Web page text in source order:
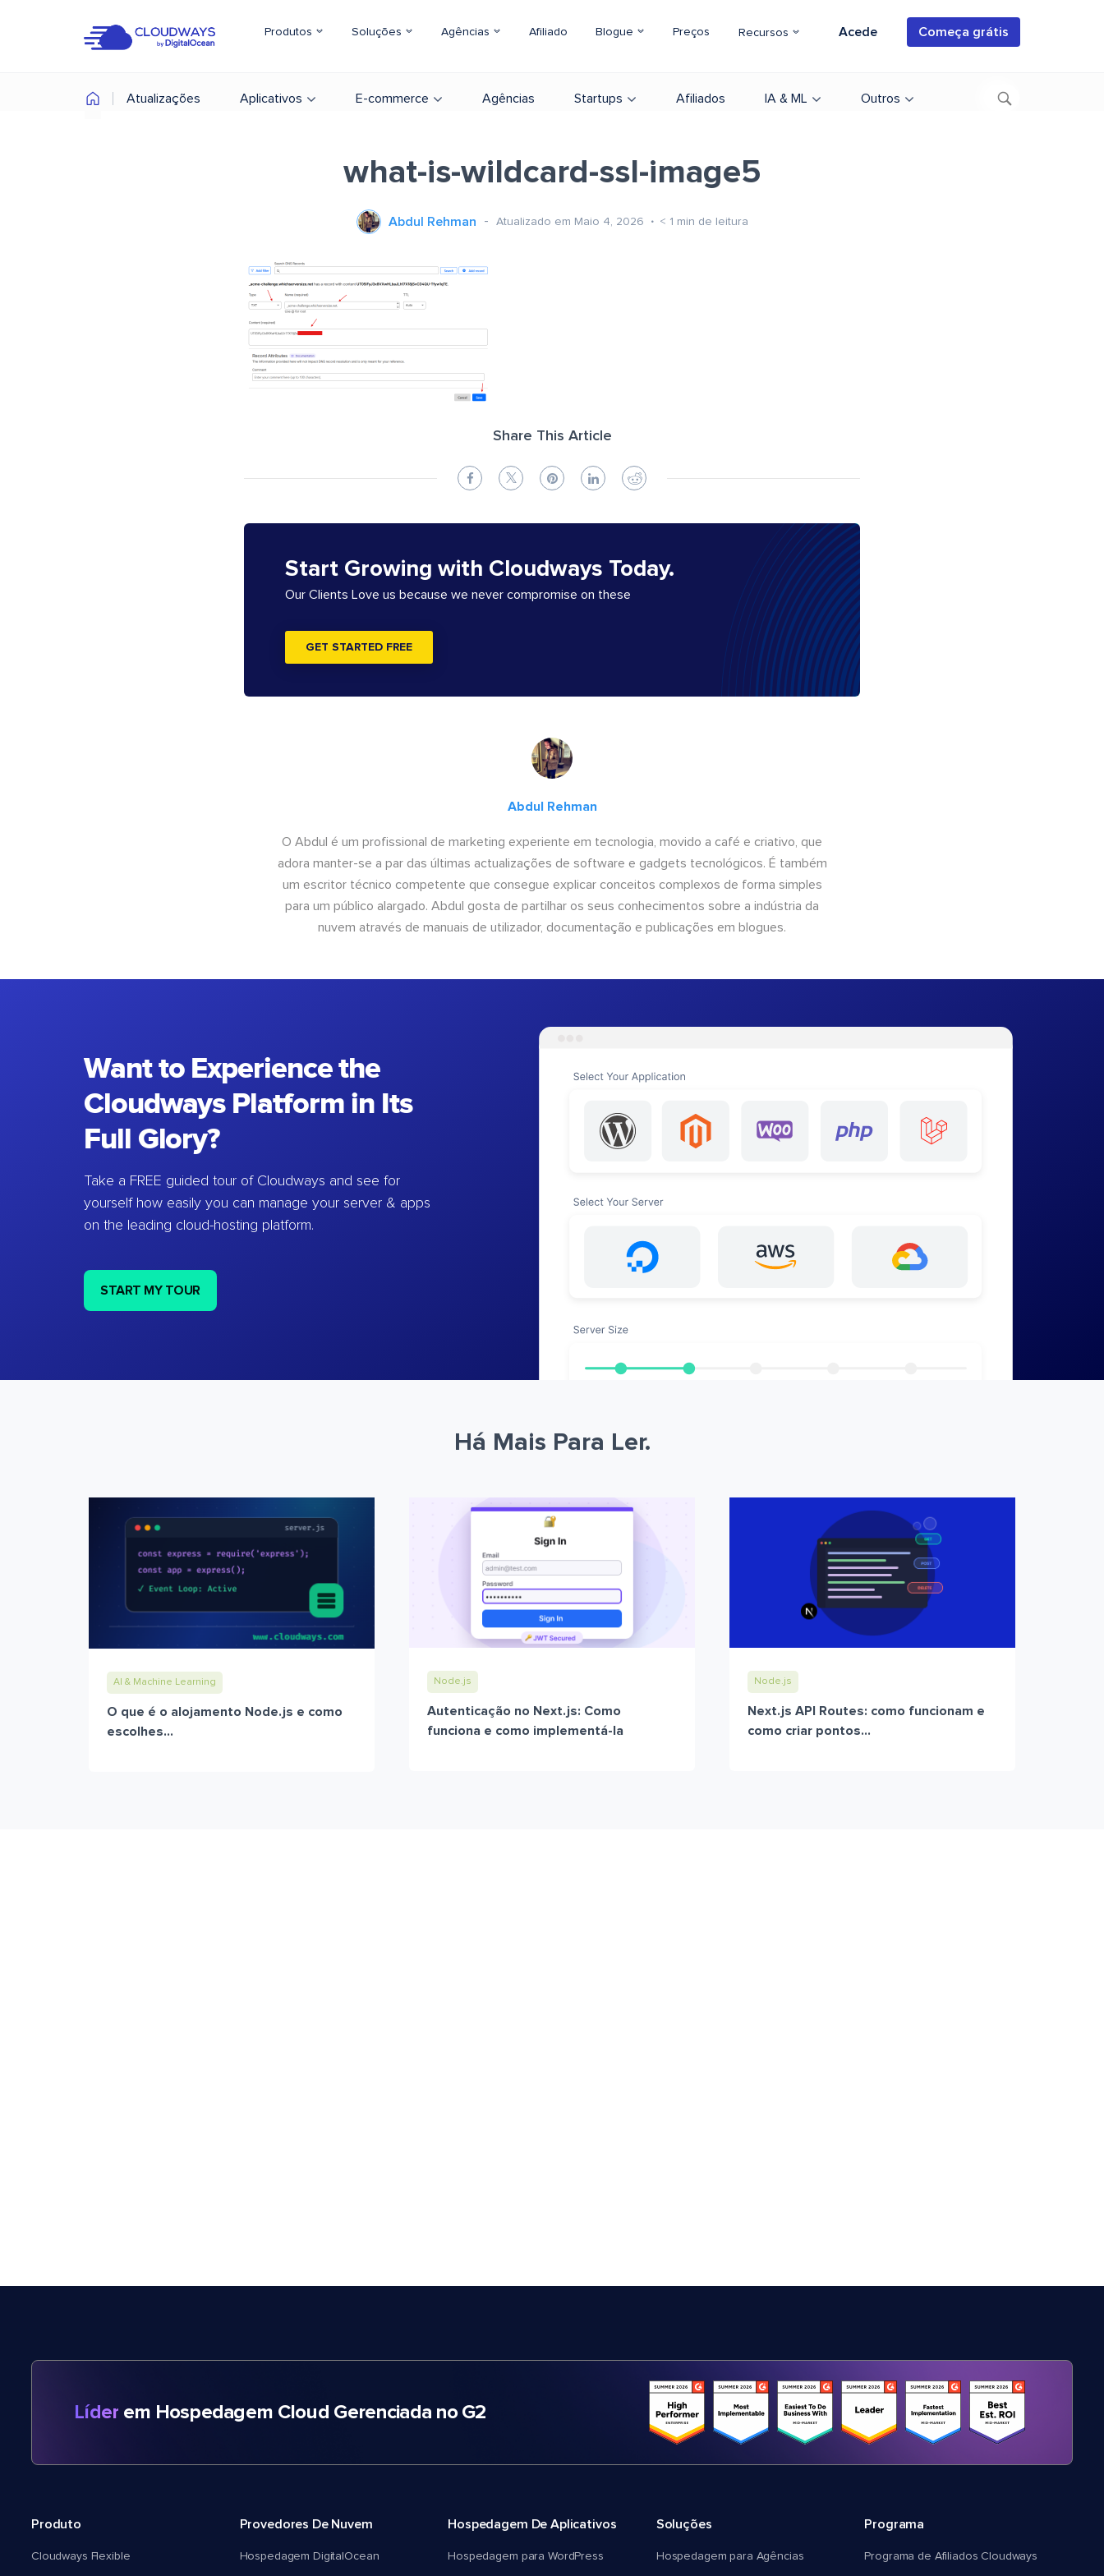
Produtos Soluções Agências Afiliado Blogue Preços Recursos Acede Começa grátis
Atualizações Aplicativos E-commerce Agências Startups Afiliados IA & ML Outros
what-is-wildcard-ssl-image5
Abdul Rehman Atualizado em Maio 4, 2026 < 1 min de leitura
Share This Article
Start Growing with Cloudways Today.
Our Clients Love us because we never compromise on these
GET STARTED FREE
Abdul Rehman
O Abdul é um profissional de marketing experiente em tecnologia, movido a café e criativo, que
adora manter-se a par das últimas actualizações de software e gadgets tecnológicos. É também
um escritor técnico competente que consegue explicar conceitos complexos de forma simples
para um público alargado. Abdul gosta de partilhar os seus conhecimentos sobre a indústria da
nuvem através de manuais de utilizador, documentação e publicações em blogues.
Want to Experience the
Cloudways Platform in Its
Full Glory?
Take a FREE guided tour of Cloudways and see for
yourself how easily you can manage your server & apps
on the leading cloud-hosting platform.
START MY TOUR
Há Mais Para Ler.
AI & Machine Learning
O que é o alojamento Node.js e como
escolhes...
Node.js
Autenticação no Next.js: Como
funciona e como implementá-la
Node.js
Next.js API Routes: como funcionam e
como criar pontos...
Líder em Hospedagem Cloud Gerenciada no G2
Produto
Cloudways Flexible
Provedores De Nuvem
Hospedagem DigitalOcean
Hospedagem De Aplicativos
Hospedagem para WordPress
Soluções
Hospedagem para Agências
Programa
Programa de Afiliados Cloudways